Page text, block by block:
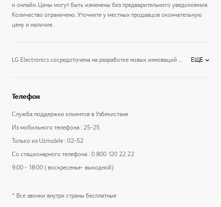
и онлайн. Цены могут быть изменены без предварительного уведомления.
Количество ограничено. Уточните у местных продавцов окончательную
цену и наличие.
LG Electronics сосредоточена на разработке новых инноваций в категории многодверные холодильники. Мы стремимся предоставлять электронные продукты, которые помогают нашим клиентам жить лучше. Мы предлагаем широкий ассортимент аксессуаров для ТВ/Аудио/Видео техники, пультов управления, бытовой техники, стиральных машин, холодильников, кондиционеров, а так же кронштейнов. Узнайте больше об электронике LG на официальном сайте производителя LG. ЕЩЕ
Телефон
Служба поддержки клиентов в Узбекистане
Из мобильного телефона : 25-25
Только из Uzmobile : 02-52
Со стационарного телефона : 0 800 120 22 22
9:00 - 18:00 ( воскресенье- выходной)
* Все звонки внутри страны бесплатные